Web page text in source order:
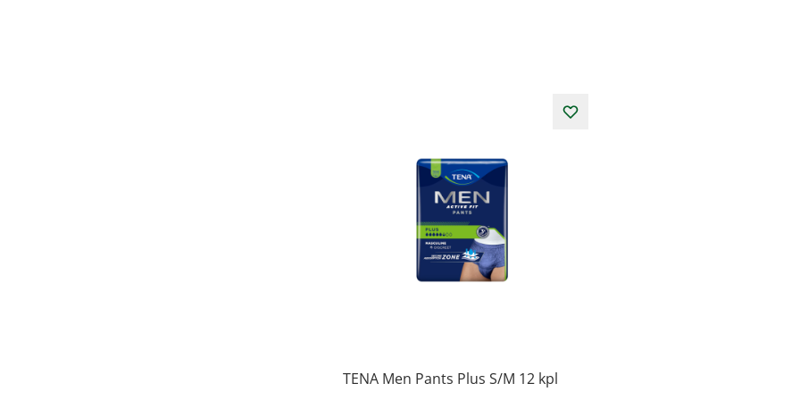
TENA Men Pants Plus S/M 12 kpl